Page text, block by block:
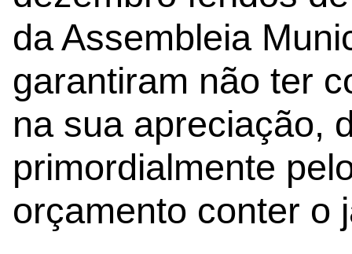
da Assembleia
garantiram não ter
na sua apreciação,
primordialmente
orçamento conter o